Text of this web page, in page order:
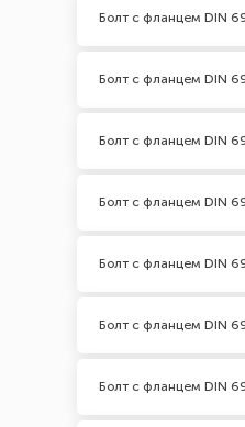
Болт с фланцем DIN
Болт с фланцем DIN
Болт с фланцем DIN
Болт с фланцем DIN
Болт с фланцем DIN
Болт с фланцем DIN
Болт с фланцем DIN